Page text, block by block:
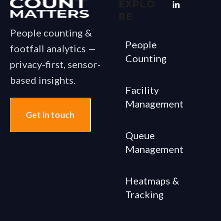
People counting &
footfall analytics —
privacy-first, sensor-
based insights.
Get in touch
People
Counting
Facility
Management
Queue
Management
Heatmaps &
Tracking